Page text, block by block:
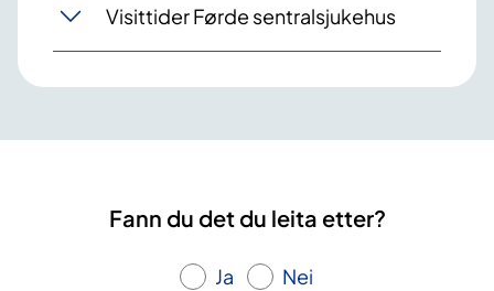
Visittider Førde sentralsjukehus
Fann du det du leita etter?
Ja Nei